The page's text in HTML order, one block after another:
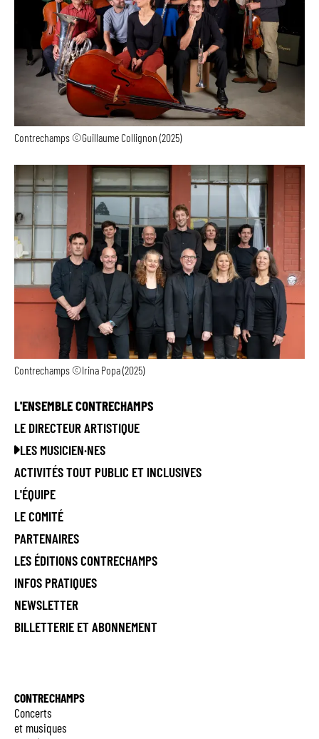
L'ENSEMBLE CONTRECHAMPS
LE DIRECTEUR ARTISTIQUE
LES MUSICIEN·NES
ACTIVITÉS TOUT PUBLIC ET INCLUSIVES
L'ÉQUIPE
LE COMITÉ
PARTENAIRES
LES ÉDITIONS CONTRECHAMPS
INFOS PRATIQUES
NEWSLETTER
BILLETTERIE ET ABONNEMENT
Contrechamps ©Guillaume Collignon (2025)
Contrechamps ©Irina Popa (2025)
CONTRECHAMPS
Concerts
et musiques